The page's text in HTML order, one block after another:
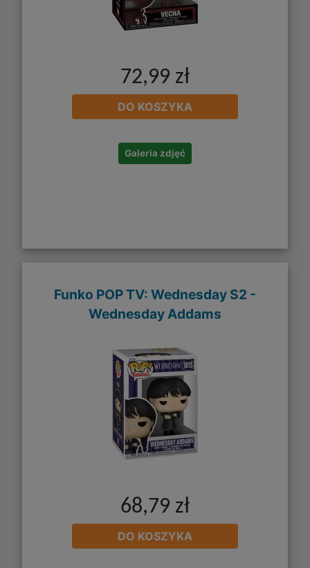
72,99 zł
DO KOSZYKA
Galeria zdjęć
Funko POP TV: Wednesday S2 -
Wednesday Addams
68,79 zł
DO KOSZYKA